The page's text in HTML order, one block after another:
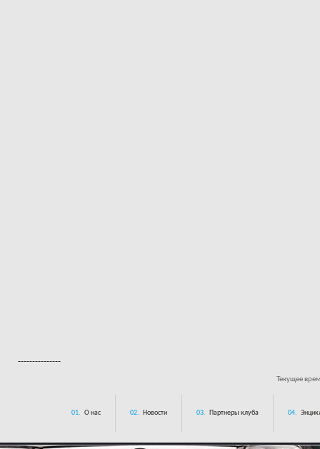
---------------
Текущее
01. О нас 02. Новости 03. Партнеры клуба 04.